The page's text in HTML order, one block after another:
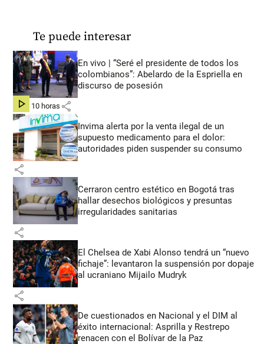
Te puede interesar
En vivo | “Seré el presidente de todos los
colombianos”: Abelardo de la Espriella en
discurso de posesión
hace 10 horas share
Invima alerta por la venta ilegal de un
supuesto medicamento para el dolor:
autoridades piden suspender su consumo
share
Cerraron centro estético en Bogotá tras
hallar desechos biológicos y presuntas
irregularidades sanitarias
share
El Chelsea de Xabi Alonso tendrá un “nuevo
fichaje”: levantaron la suspensión por dopaje
al ucraniano Mijailo Mudryk
share
De cuestionados en Nacional y el DIM al
éxito internacional: Asprilla y Restrepo
renacen con el Bolívar de la Paz